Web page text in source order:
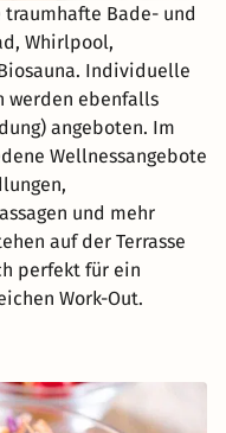
Bade- und
Whirlpool,
Individuelle
werden ebenfalls
angeboten. Im
Wellnessangebote
und mehr
auf der Terrasse
perfekt für ein
Work-Out.